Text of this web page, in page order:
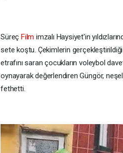
Süreç Film imzalı Haysiyet'in
sete koştu. Çekimlerin
etrafını saran çocukların voleybol
oynayarak değerlendiren Güngör,
fethetti.